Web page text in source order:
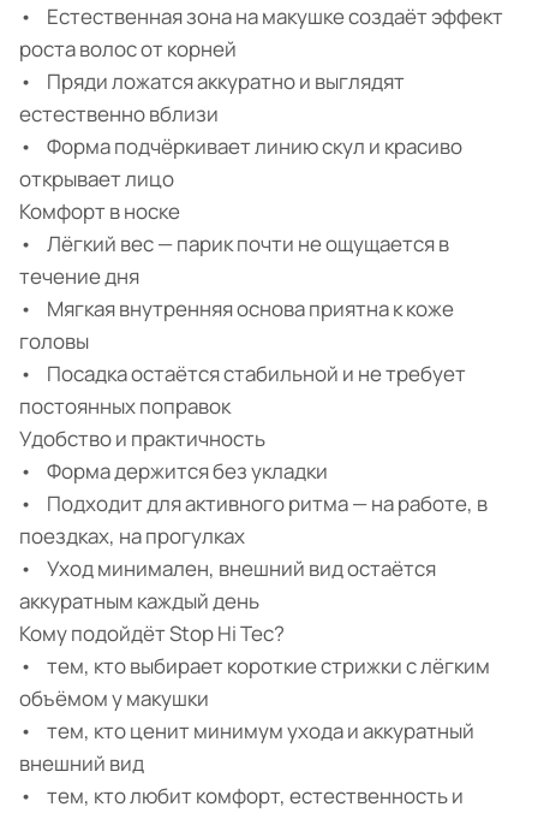
• Естественная зона на макушке создаёт эффект
роста волос от корней
• Пряди ложатся аккуратно и выглядят
естественно вблизи
• Форма подчёркивает линию скул и красиво
открывает лицо
Комфорт в носке
• Лёгкий вес — парик почти не ощущается в
течение дня
• Мягкая внутренняя основа приятна к коже
головы
• Посадка остаётся стабильной и не требует
постоянных поправок
Удобство и практичность
• Форма держится без укладки
• Подходит для активного ритма — на работе, в
поездках, на прогулках
• Уход минимален, внешний вид остаётся
аккуратным каждый день
Кому подойдёт Stop Hi Tec?
• тем, кто выбирает короткие стрижки с лёгким
объёмом у макушки
• тем, кто ценит минимум ухода и аккуратный
внешний вид
• тем, кто любит комфорт, естественность и